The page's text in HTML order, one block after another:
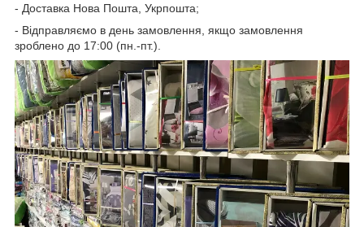
- Доставка Нова Пошта, Укрпошта;
- Відправляємо в день замовлення, якщо замовлення
зроблено до 17:00 (пн.-пт.).